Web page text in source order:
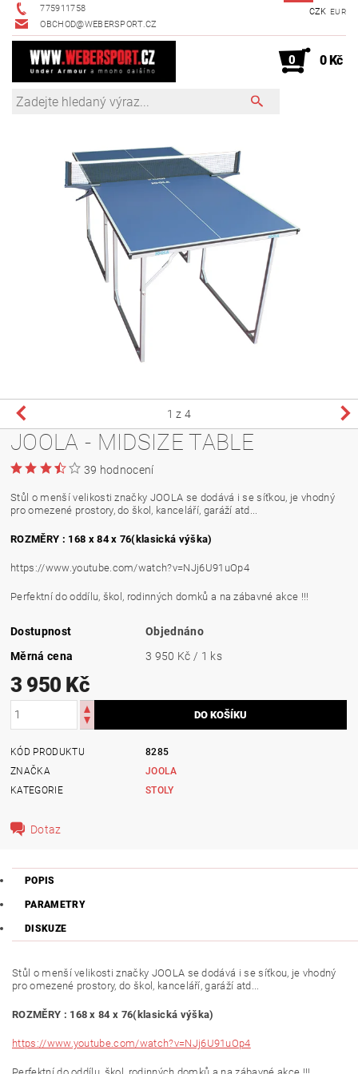
775911758
OBCHOD@WEBERSPORT.CZ
CZK EUR
0 0 Kč
1 z 4
JOOLA - MIDSIZE TABLE
39 hodnocení
Stůl o menší velikosti značky JOOLA se dodává i se síťkou, je vhodný
pro omezené prostory, do škol, kanceláří, garáží atd...
ROZMĚRY : 168 x 84 x 76(klasická výška)
https://www.youtube.com/watch?v=NJj6U91uOp4
Perfektní do oddílu, škol, rodinných domků a na zábavné akce !!!
Dostupnost
Objednáno
Měrná cena
3 950 Kč / 1 ks
3 950 Kč
KÓD PRODUKTU
8285
ZNAČKA
JOOLA
KATEGORIE
STOLY
Dotaz
POPIS
PARAMETRY
DISKUZE
Stůl o menší velikosti značky JOOLA se dodává i se síťkou, je vhodný
pro omezené prostory, do škol, kanceláří, garáží atd...
ROZMĚRY : 168 x 84 x 76(klasická výška)
https://www.youtube.com/watch?v=NJj6U91uOp4